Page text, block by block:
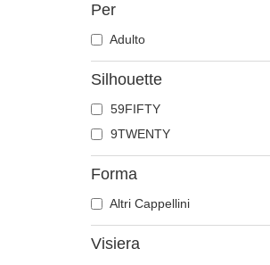
Per
Adulto
Silhouette
59FIFTY
9TWENTY
Forma
Altri Cappellini
Visiera